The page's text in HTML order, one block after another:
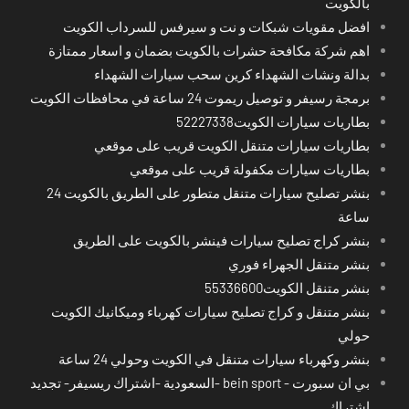
افضل مقويات شبكات و نت و سيرفس للسرداب الكويت
اهم شركة مكافحة حشرات بالكويت بضمان و اسعار ممتازة
بدالة ونشات الشهداء كرين سحب سيارات الشهداء
برمجة رسيفر و توصيل ريموت 24 ساعة في محافظات الكويت
بطاريات سيارات الكويت52227338
بطاريات سيارات متنقل الكويت قريب على موقعي
بطاريات سيارات مكفولة قريب على موقعي
بنشر تصليح سيارات متنقل متطور على الطريق بالكويت 24
ساعة
بنشر كراج تصليح سيارات فينشر بالكويت على الطريق
بنشر متنقل الجهراء فوري
بنشر متنقل الكويت55336600
بنشر متنقل و كراج تصليح سيارات كهرباء وميكانيك الكويت
حولي
بنشر وكهرباء سيارات متنقل في الكويت وحولي 24 ساعة
بي ان سبورت - bein sport -السعودية -اشتراك ريسيفر- تجديد